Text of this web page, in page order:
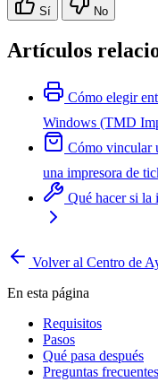
Sí No
Artículos
Cómo elegir
Windows (TMD
Cómo vincular
una impresora de
Qué hacer si la
Volver al Centro de
En esta página
Requisitos
Pasos
Qué pasa después
Preguntas frecuentes